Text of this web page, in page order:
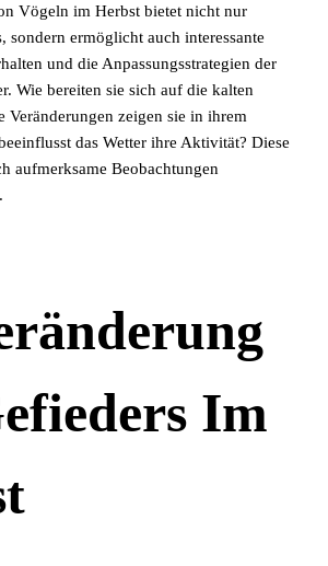
Vögeln im Herbst bietet nicht nur
sondern ermöglicht auch interessante
und die Anpassungsstrategien der
Wie bereiten sie sich auf die kalten
Veränderungen zeigen sie in ihrem
das Wetter ihre Aktivität? Diese
aufmerksame Beobachtungen
Im